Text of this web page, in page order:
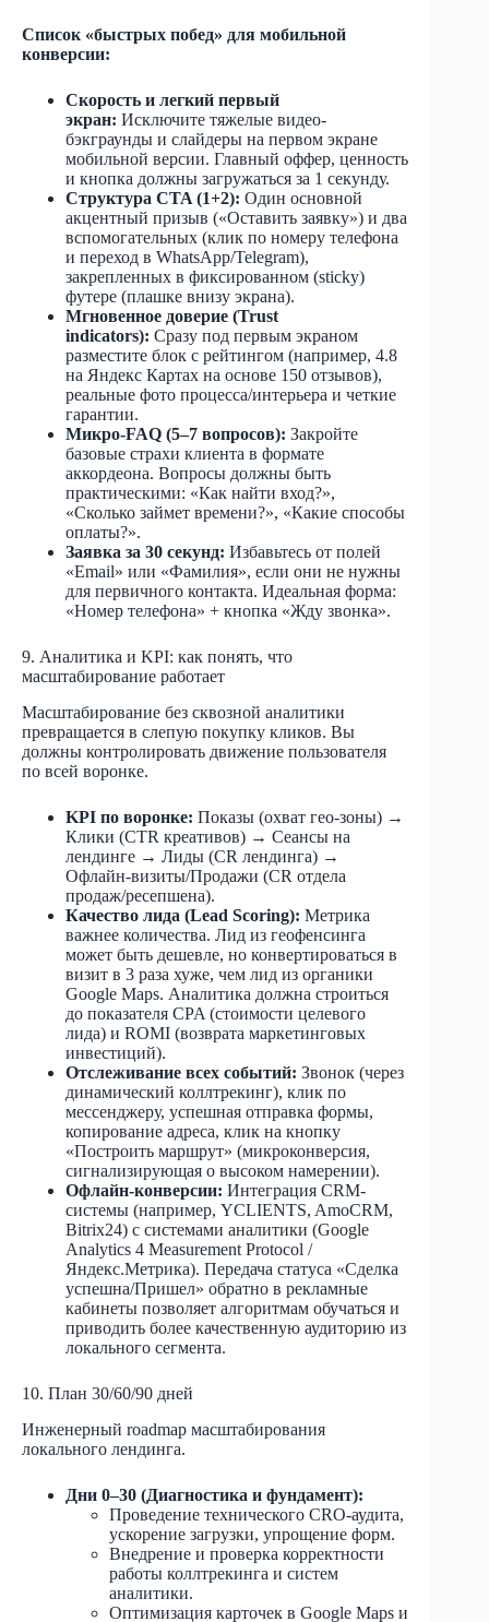
Список «быстрых побед» для мобильной
конверсии:
Скорость и легкий первый
экран: Исключите тяжелые видео-
бэкграунды и слайдеры на первом экране
мобильной версии. Главный оффер, ценность
и кнопка должны загружаться за 1 секунду.
Структура CTA (1+2): Один основной
акцентный призыв («Оставить заявку») и два
вспомогательных (клик по номеру телефона
и переход в WhatsApp/Telegram),
закрепленных в фиксированном (sticky)
футере (плашке внизу экрана).
Мгновенное доверие (Trust
indicators): Сразу под первым экраном
разместите блок с рейтингом (например, 4.8
на Яндекс Картах на основе 150 отзывов),
реальные фото процесса/интерьера и четкие
гарантии.
Микро-FAQ (5–7 вопросов): Закройте
базовые страхи клиента в формате
аккордеона. Вопросы должны быть
практическими: «Как найти вход?»,
«Сколько займет времени?», «Какие способы
оплаты?».
Заявка за 30 секунд: Избавьтесь от полей
«Email» или «Фамилия», если они не нужны
для первичного контакта. Идеальная форма:
«Номер телефона» + кнопка «Жду звонка».
9. Аналитика и KPI: как понять, что
масштабирование работает
Масштабирование без сквозной аналитики
превращается в слепую покупку кликов. Вы
должны контролировать движение пользователя
по всей воронке.
KPI по воронке: Показы (охват гео-зоны) →
Клики (CTR креативов) → Сеансы на
лендинге → Лиды (CR лендинга) →
Офлайн-визиты/Продажи (CR отдела
продаж/ресепшена).
Качество лида (Lead Scoring): Метрика
важнее количества. Лид из геофенсинга
может быть дешевле, но конвертироваться в
визит в 3 раза хуже, чем лид из органики
Google Maps. Аналитика должна строиться
до показателя CPA (стоимости целевого
лида) и ROMI (возврата маркетинговых
инвестиций).
Отслеживание всех событий: Звонок (через
динамический коллтрекинг), клик по
мессенджеру, успешная отправка формы,
копирование адреса, клик на кнопку
«Построить маршрут» (микроконверсия,
сигнализирующая о высоком намерении).
Офлайн-конверсии: Интеграция CRM-
системы (например, YCLIENTS, AmoCRM,
Bitrix24) с системами аналитики (Google
Analytics 4 Measurement Protocol /
Яндекс.Метрика). Передача статуса «Сделка
успешна/Пришел» обратно в рекламные
кабинеты позволяет алгоритмам обучаться и
приводить более качественную аудиторию из
локального сегмента.
10. План 30/60/90 дней
Инженерный roadmap масштабирования
локального лендинга.
Дни 0–30 (Диагностика и фундамент):
Проведение технического CRO-аудита,
ускорение загрузки, упрощение форм.
Внедрение и проверка корректности
работы коллтрекинга и систем
аналитики.
Оптимизация карточек в Google Maps и